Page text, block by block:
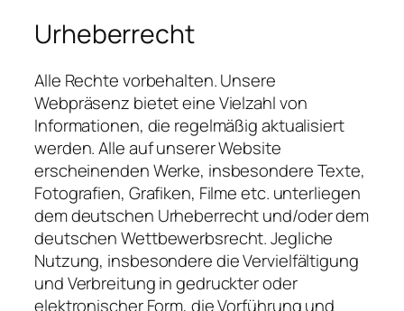
Urheberrecht
Alle Rechte vorbehalten. Unsere
Webpräsenz bietet eine Vielzahl von
Informationen, die regelmäßig aktualisiert
werden. Alle auf unserer Website
erscheinenden Werke, insbesondere Texte,
Fotografien, Grafiken, Filme etc. unterliegen
dem deutschen Urheberrecht und/oder dem
deutschen Wettbewerbsrecht. Jegliche
Nutzung, insbesondere die Vervielfältigung
und Verbreitung in gedruckter oder
elektronischer Form, die Vorführung und